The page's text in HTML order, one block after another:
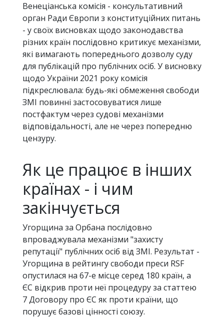
Венеціанська комісія - консультативний
орган Ради Європи з конституційних питань
- у своїх висновках щодо законодавства
різних країн послідовно критикує механізми,
які вимагають попереднього дозволу суду
для публікацій про публічних осіб. У висновку
щодо України 2021 року комісія
підкреслювала: будь-які обмеження свободи
ЗМІ повинні застосовуватися лише
постфактум через судові механізми
відповідальності, але не через попередню
цензуру.
Як це працює в інших
країнах - і чим
закінчується
Угорщина за Орбана послідовно
впроваджувала механізми "захисту
репутації" публічних осіб від ЗМІ. Результат -
Угорщина в рейтингу свободи преси RSF
опустилася на 67-е місце серед 180 країн, а
ЄС відкрив проти неї процедуру за статтею
7 Договору про ЄС як проти країни, що
порушує базові цінності союзу.